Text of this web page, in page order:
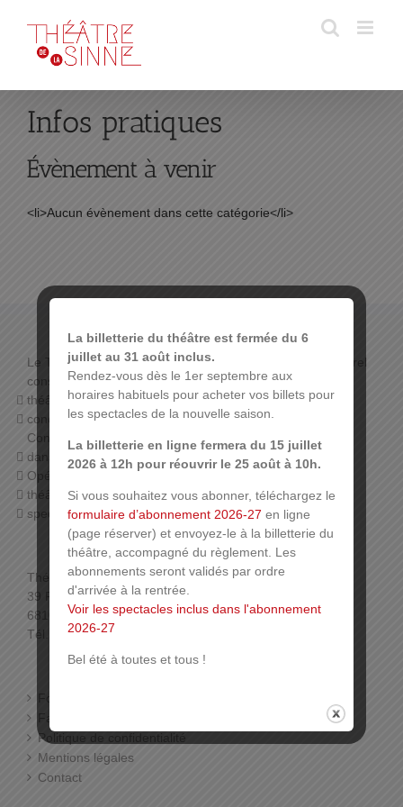
contenu
Infos pratiques
Évènement à venir
<li>Aucun évènement dans cette catégorie</li>
Le THÉÂTRE DE LA SINNE propose un programme culturel
constitué de :
théâtre de boulevard,
concerts (orchestre symphonique de Mulhouse,
Conservatoire, harmonies…),
danse (Ballet du Rhin, associations),
Opéra,
théâtre jeune public,
spectacles associatifs…
Théâtre de la Sinne
39 Rue de la Sinne
68100 Mulhouse
Tél. : 03 89 33 78 01 (Billetterie)
Politique de confidentialité
Mentions légales
Contact
La billetterie du théâtre est fermée du 6
juillet au 31 août inclus.
Rendez-vous dès le 1er septembre aux
horaires habituels pour acheter vos billets pour
les spectacles de la nouvelle saison.
La billetterie en ligne fermera du 15 juillet
2026 à 12h pour réouvrir le 25 août à 10h.
Si vous souhaitez vous abonner, téléchargez le
formulaire d’abonnement 2026-27 en ligne
(page réserver) et envoyez-le à la billetterie du
théâtre, accompagné du règlement. Les
abonnements seront validés par ordre
d'arrivée à la rentrée.
Voir les spectacles inclus dans l'abonnement
2026-27
Bel été à toutes et tous !